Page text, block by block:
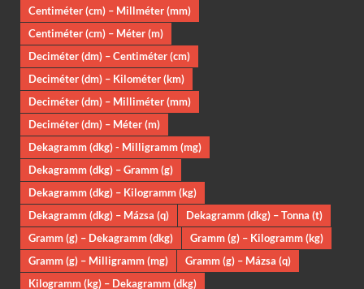
Centiméter (cm) – Millméter (mm)
Centiméter (cm) – Méter (m)
Deciméter (dm) – Centiméter (cm)
Deciméter (dm) – Kilométer (km)
Deciméter (dm) – Milliméter (mm)
Deciméter (dm) – Méter (m)
Dekagramm (dkg) - Milligramm (mg)
Dekagramm (dkg) – Gramm (g)
Dekagramm (dkg) – Kilogramm (kg)
Dekagramm (dkg) – Mázsa (q)
Dekagramm (dkg) – Tonna (t)
Gramm (g) – Dekagramm (dkg)
Gramm (g) – Kilogramm (kg)
Gramm (g) – Milligramm (mg)
Gramm (g) – Mázsa (q)
Kilogramm (kg) – Dekagramm (dkg)